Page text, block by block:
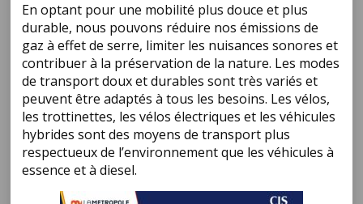
En optant pour une mobilité plus douce et plus
durable, nous pouvons réduire nos émissions de
gaz à effet de serre, limiter les nuisances sonores et
contribuer à la préservation de la nature. Les modes
de transport doux et durables sont très variés et
peuvent être adaptés à tous les besoins. Les vélos,
les trottinettes, les vélos électriques et les véhicules
hybrides sont des moyens de transport plus
respectueux de l’environnement que les véhicules à
essence et à diesel.